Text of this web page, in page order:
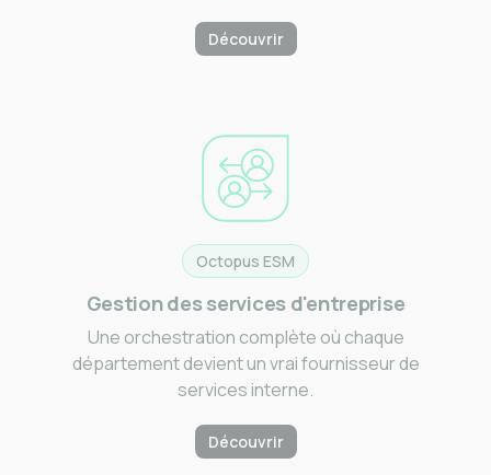
Découvrir
Octopus ESM
Gestion des services d'entreprise
Une orchestration complète où chaque
département devient un vrai fournisseur de
services interne.
Découvrir